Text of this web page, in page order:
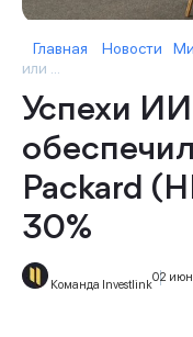
Главная Новости
или ...
Успехи
Packard
30%
Команда Investlink
02